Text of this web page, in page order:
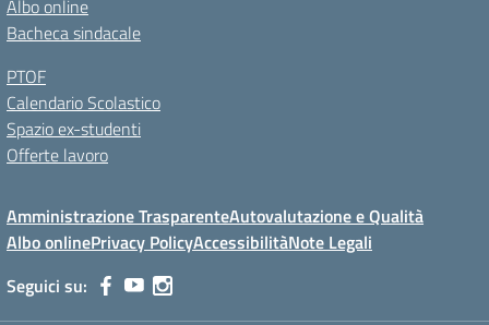
Albo online
Bacheca sindacale
PTOF
Calendario Scolastico
Spazio ex-studenti
Offerte lavoro
Amministrazione TrasparenteAutovalutazione e Qualità
Albo onlinePrivacy PolicyAccessibilitàNote Legali
Seguici su: